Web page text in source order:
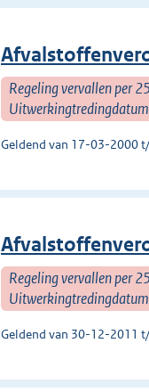
Regeling vervallen per
Geldend van 17-03-2000
Regeling vervallen per
Geldend van 30-12-2011